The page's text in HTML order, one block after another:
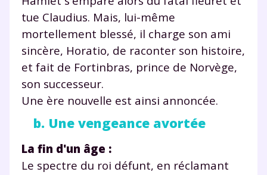
tue Claudius. Mais, lui-même
mortellement blessé, il charge son ami
sincère, Horatio, de raconter son histoire,
et fait de Fortinbras, prince de Norvège,
son successeur.
Une ère nouvelle est ainsi annoncée.
b. Une vengeance avortée
La fin d'un âge :
Le spectre du roi défunt, en réclamant